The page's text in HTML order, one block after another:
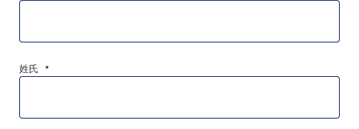
姓氏 *